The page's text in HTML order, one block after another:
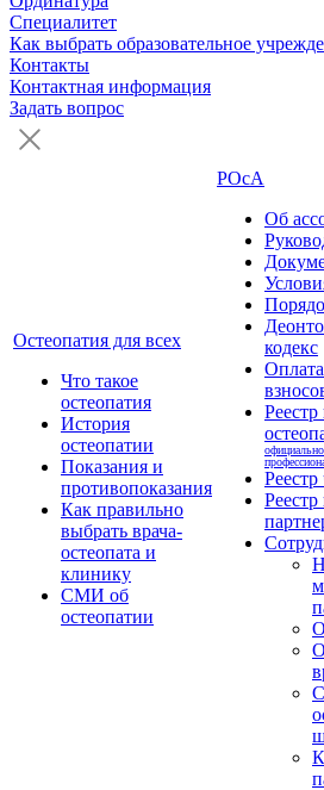
Специалитет
Как выбрать образовательное
Контакты
Контактная информация
Задать вопрос
Остеопатия для всех
Что такое
остеопатия
История
остеопатии
Показания и
противопоказания
Как правильно
выбрать врача-
остеопата и
клинику
СМИ об
остеопатии
РОсА
Об
кодекс
Реестр